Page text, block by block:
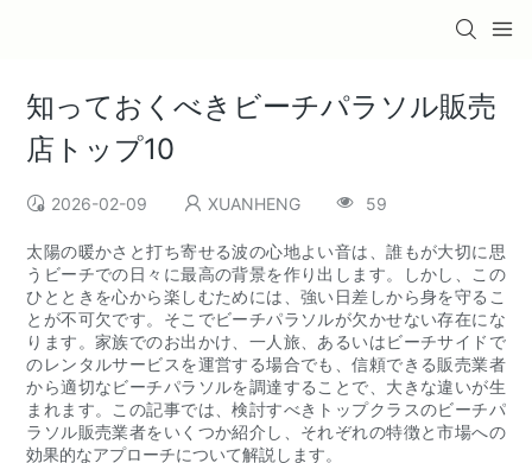
知っておくべきビーチパラソル販売
店トップ10
2026-02-09 XUANHENG 59
太陽の暖かさと打ち寄せる波の心地よい音は、誰もが大切に思
うビーチでの日々に最高の背景を作り出します。しかし、この
ひとときを心から楽しむためには、強い日差しから身を守るこ
とが不可欠です。そこでビーチパラソルが欠かせない存在にな
ります。家族でのお出かけ、一人旅、あるいはビーチサイドで
のレンタルサービスを運営する場合でも、信頼できる販売業者
から適切なビーチパラソルを調達することで、大きな違いが生
まれます。この記事では、検討すべきトップクラスのビーチパ
ラソル販売業者をいくつか紹介し、それぞれの特徴と市場への
効果的なアプローチについて解説します。